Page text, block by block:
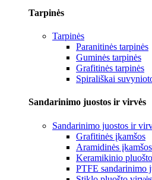
Tarpinės
Tarpinės
Paranitinės tarpinės
Guminės tarpinės
Grafitinės tarpinės
Spirališkai
Sandarinimo juostos ir virvės
Sandarinimo juostos ir
Grafitinės įkamšos
Aramidinės įkamšos
Keramikinio
PTFE sandarinimo